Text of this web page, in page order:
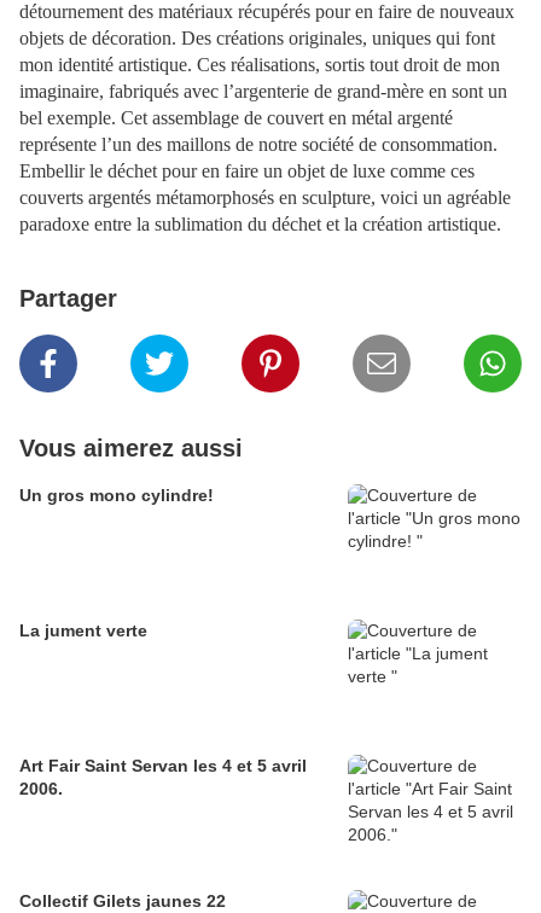
détournement des matériaux récupérés pour en faire de nouveaux
objets de décoration. Des créations originales, uniques qui font
mon identité artistique. Ces réalisations, sortis tout droit de mon
imaginaire, fabriqués avec l’argenterie de grand-mère en sont un
bel exemple. Cet assemblage de couvert en métal argenté
représente l’un des maillons de notre société de consommation.
Embellir le déchet pour en faire un objet de luxe comme ces
couverts argentés métamorphosés en sculpture, voici un agréable
paradoxe entre la sublimation du déchet et la création artistique.
Partager
Vous aimerez aussi
Un gros mono cylindre!
La jument verte
Art Fair Saint Servan les 4 et 5 avril
2006.
Collectif Gilets jaunes 22